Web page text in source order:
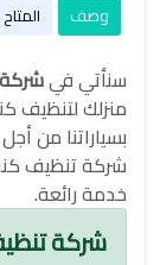
وصف المتاح
سنأتي في
منزلك لتنظيف
بسياراتنا من
شركة تنظيف
خدمة رائعة.
شركة